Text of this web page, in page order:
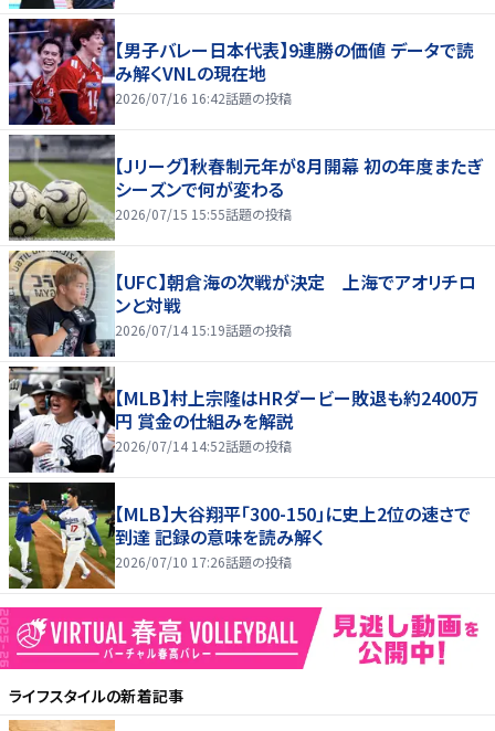
【男子バレー日本代表】9連勝の価値 データで読
み解くVNLの現在地
2026/07/16 16:42話題の投稿
【Jリーグ】秋春制元年が8月開幕 初の年度またぎ
シーズンで何が変わる
2026/07/15 15:55話題の投稿
【UFC】朝倉海の次戦が決定 上海でアオリチロ
ンと対戦
2026/07/14 15:19話題の投稿
【MLB】村上宗隆はHRダービー敗退も約2400万
円 賞金の仕組みを解説
2026/07/14 14:52話題の投稿
【MLB】大谷翔平「300-150」に史上2位の速さで
到達 記録の意味を読み解く
2026/07/10 17:26話題の投稿
ライフスタイルの新着記事